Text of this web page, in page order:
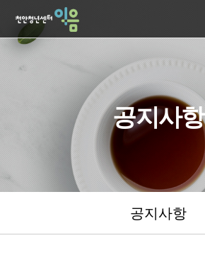
공지사항
공지사항